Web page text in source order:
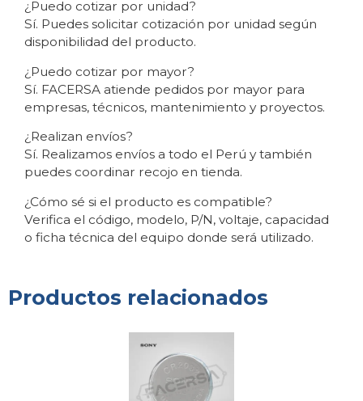
¿Puedo cotizar por unidad?
Sí. Puedes solicitar cotización por unidad según
disponibilidad del producto.
¿Puedo cotizar por mayor?
Sí. FACERSA atiende pedidos por mayor para
empresas, técnicos, mantenimiento y proyectos.
¿Realizan envíos?
Sí. Realizamos envíos a todo el Perú y también
puedes coordinar recojo en tienda.
¿Cómo sé si el producto es compatible?
Verifica el código, modelo, P/N, voltaje, capacidad
o ficha técnica del equipo donde será utilizado.
Productos relacionados